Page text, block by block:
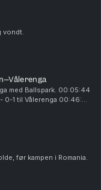
vondt.
Ballspark. 00:05:44
0-3 til Vålerenga
før kampen i Romania.